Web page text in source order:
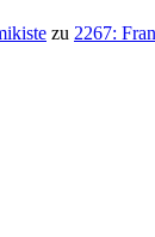
zu 2267: